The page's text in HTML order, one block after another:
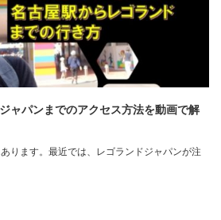
ャパンまでのアクセス方法を動画で解
ります。最近では、レゴランドジャパンが注